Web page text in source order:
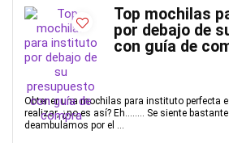
Top mochilas
por debajo de
con guía de
Obtener una mochilas para instituto perfecta
realizar, ¿no es así? Eh…….. Se siente
deambulamos por el ...